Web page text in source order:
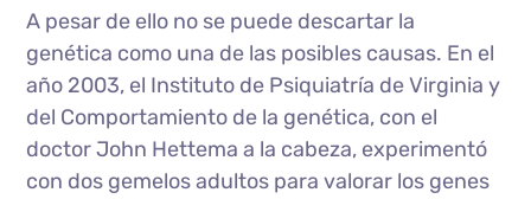
A pesar de ello no se puede descartar la
genética como una de las posibles causas. En el
año 2003, el Instituto de Psiquiatría de Virginia y
del Comportamiento de la genética, con el
doctor John Hettema a la cabeza, experimentó
con dos gemelos adultos para valorar los genes